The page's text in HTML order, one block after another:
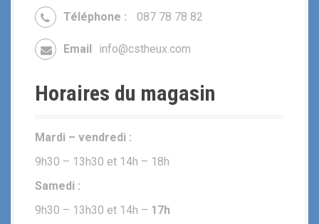
Téléphone : 087 78 78 82
Email info@cstheux.com
Horaires du magasin
Mardi – vendredi :
9h30 – 13h30 et 14h – 18h
Samedi :
9h30 – 13h30 et 14h – 17h